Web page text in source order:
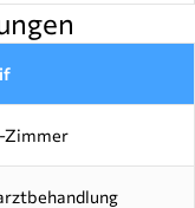
Zimmer